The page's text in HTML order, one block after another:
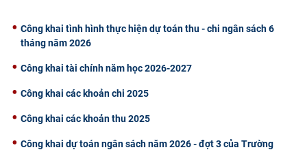
Công khai tình hình thực hiện dự toán thu - chi ngân sách 6
tháng năm 2026
Công khai tài chính năm học 2026-2027
Công khai các khoản chi 2025
Công khai các khoản thu 2025
Công khai dự toán ngân sách năm 2026 - đợt 3 của Trường